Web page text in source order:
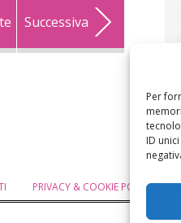
Per
ID
Successiva
PRIVACY & COOKIE POLICY